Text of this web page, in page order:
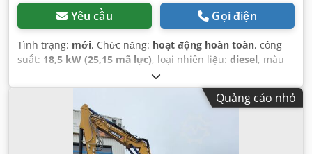
Yêu cầu Gọi điện
Tình trạng: mới, Chức năng: hoạt động hoàn toàn, công
suất: 18,5 kW (25,15 mã lực), loại nhiên liệu: diesel, màu
, trọng lượng vận hành:
xuất:2025,
Quảng cáo nhỏ